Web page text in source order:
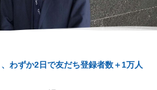
わずか2日で友だち登録者数＋1万人